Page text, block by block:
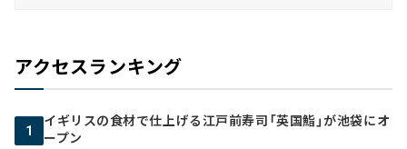
アクセスランキング
1
イギリスの食材で仕上げる江戸前寿司「英国鮨」が池袋にオ
ープン